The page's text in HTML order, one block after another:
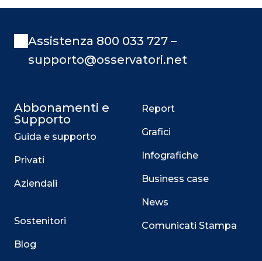
Assistenza 800 033 727 –
supporto@osservatori.net
Abbonamenti e
Supporto
Guida e supporto
Privati
Aziendali
Sostenitori
Blog
Report
Grafici
Infografiche
Business case
News
Comunicati Stampa